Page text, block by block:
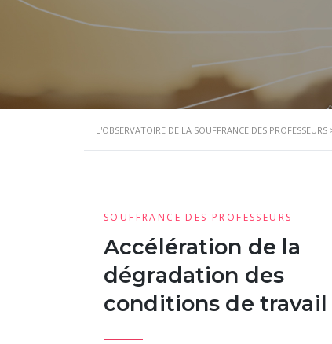
L'OBSERVATOIRE DE LA SOUFFRANCE DES PROFESSEURS
SOUFFRANCE DES PROFESSEURS
Accélération de la
dégradation des
conditions de travail